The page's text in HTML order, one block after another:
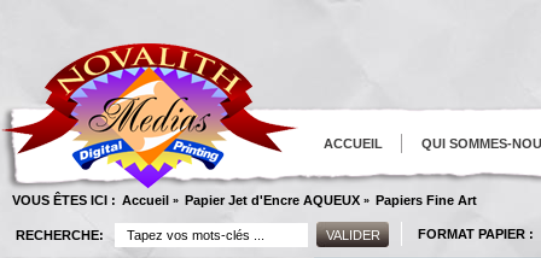
ACCUEIL QUI SOMMES-
VOUS ÊTES ICI : Accueil » Papier Jet d'Encre AQUEUX » Papiers Fine Art
RECHERCHE: FORMAT PAPIER :